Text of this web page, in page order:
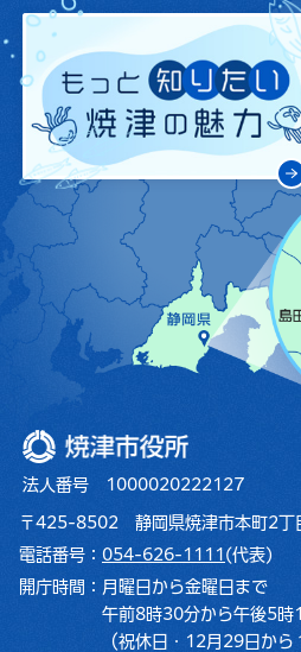
焼津市役所
法人番号 1000020222127
〒425-8502 静岡県焼津市本町2丁
電話番号： 054-626-1111 (代表)
開庁時間： 月曜日から金曜日まで
午前8時30分から午後5時
（祝休日・12月29日から